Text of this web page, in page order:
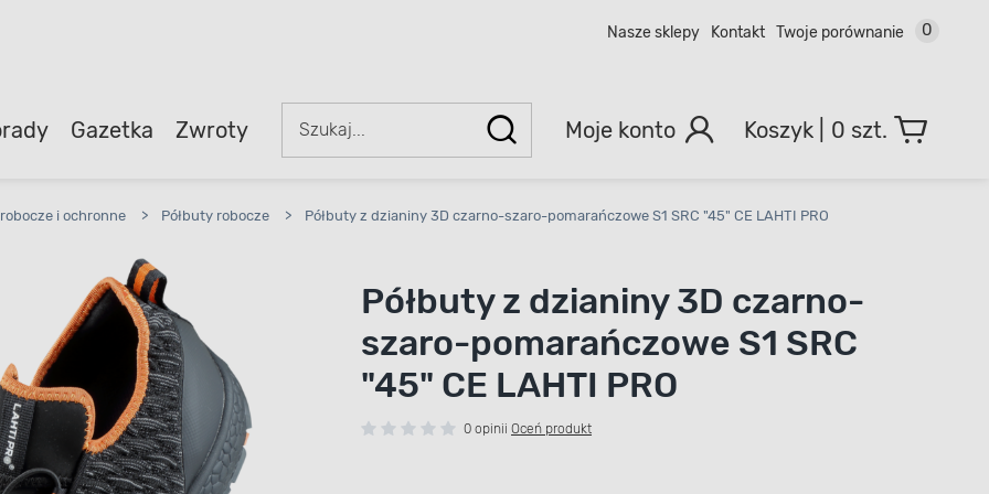
Nasze sklepy Kontakt Twoje porównanie 0
Gazetka Zwroty Moje konto 0 szt.
i ochronne > Półbuty robocze > Półbuty z dzianiny 3D czarno-szaro-pomarańczowe S1 SRC "45" CE LAHTI PRO
Półbuty z dzianiny 3D czarno-
szaro-pomarańczowe S1 SRC
"45" CE LAHTI PRO
0 opinii Oceń produkt